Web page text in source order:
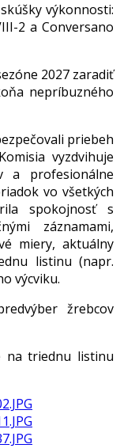
výkonnosti:
2 a Conversano
2027 zaradiť
nepríbuzného
priebeh
vyzdvihuje
a profesionálne
vo všetkých
spokojnosť s
záznamami,
miery, aktuálny
listinu (napr.
výcviku.
žrebcov
na triednu listinu